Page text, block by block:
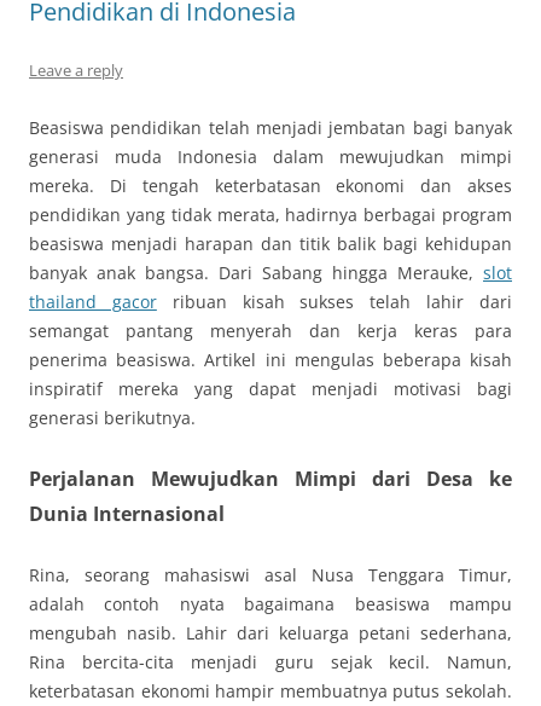
Pendidikan di Indonesia
Leave a reply
Beasiswa pendidikan telah menjadi jembatan bagi banyak
generasi muda Indonesia dalam mewujudkan mimpi
mereka. Di tengah keterbatasan ekonomi dan akses
pendidikan yang tidak merata, hadirnya berbagai program
beasiswa menjadi harapan dan titik balik bagi kehidupan
banyak anak bangsa. Dari Sabang hingga Merauke, slot
thailand gacorribuan kisah sukses telah lahir dari
semangat pantang menyerah dan kerja keras para
penerima beasiswa. Artikel ini mengulas beberapa kisah
inspiratif mereka yang dapat menjadi motivasi bagi
generasi berikutnya.
Perjalanan Mewujudkan Mimpi dari Desa ke
Dunia Internasional
Rina, seorang mahasiswi asal Nusa Tenggara Timur,
adalah contoh nyata bagaimana beasiswa mampu
mengubah nasib. Lahir dari keluarga petani sederhana,
Rina bercita-cita menjadi guru sejak kecil. Namun,
keterbatasan ekonomi hampir membuatnya putus sekolah.